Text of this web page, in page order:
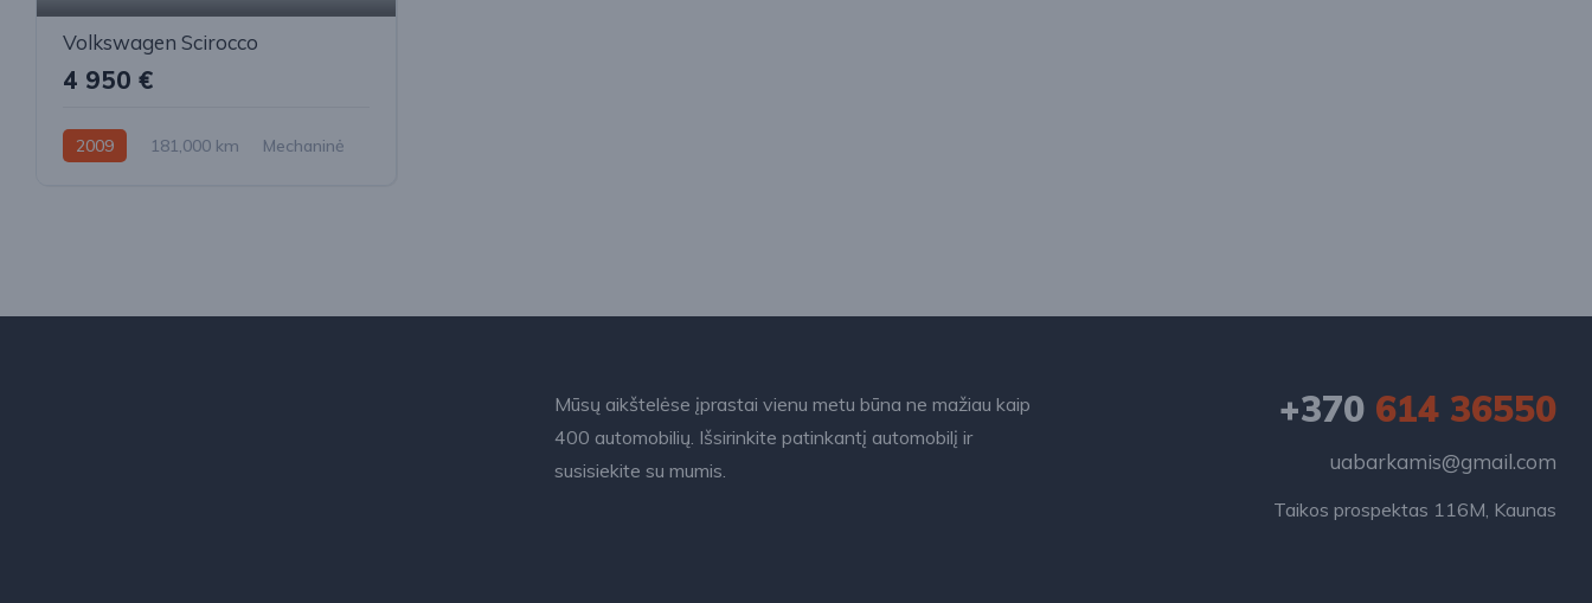
Volkswagen Scirocco
4 950 €
2009 181,000 km
Mechaninė
Mūsų aikštelėse įprastai vienu metu būna ne mažiau kaip
400 automobilių. Išsirinkite patinkantį automobilį ir
susisiekite su mumis.
+370614 36550
uabarkamis@gmail.com
Taikos prospektas 116M, Kaunas